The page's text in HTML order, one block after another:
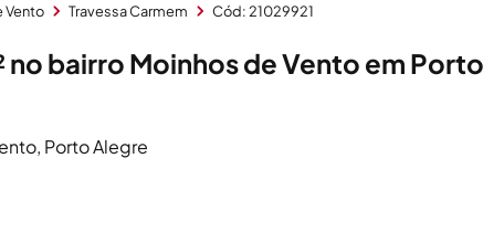
Vento Travessa Carmem Cód: 21029921
bairro Moinhos de Vento em Porto
Porto Alegre